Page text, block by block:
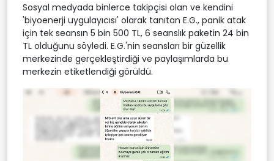
Sosyal medyada binlerce takipçisi olan ve kendini
'biyoenerji uygulayıcısı' olarak tanıtan E.G., panik atak
için tek seansın 5 bin 500 TL, 6 seanslık paketin 24 bin
TL olduğunu söyledi. E.G.'nin seansları bir güzellik
merkezinde gerçekleştirdiği ve paylaşımlarda bu
merkezin etiketlendiği görüldü.